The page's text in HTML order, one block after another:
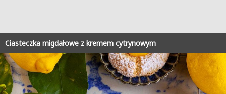
Ciasteczka migdałowe z kremem cytrynowym